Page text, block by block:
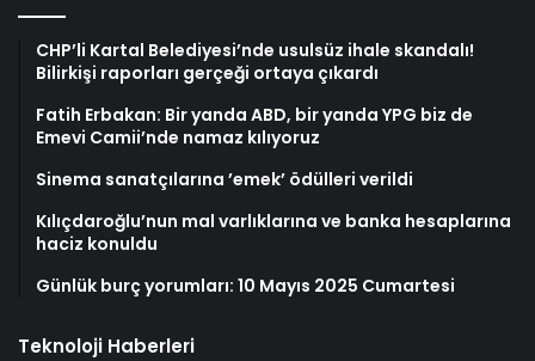
CHP’li Kartal Belediyesi’nde usulsüz ihale skandalı!
Bilirkişi raporları gerçeği ortaya çıkardı
Fatih Erbakan: Bir yanda ABD, bir yanda YPG biz de
Emevi Camii’nde namaz kılıyoruz
Sinema sanatçılarına ’emek’ ödülleri verildi
Kılıçdaroğlu’nun mal varlıklarına ve banka hesaplarına
haciz konuldu
Günlük burç yorumları: 10 Mayıs 2025 Cumartesi
Teknoloji Haberleri